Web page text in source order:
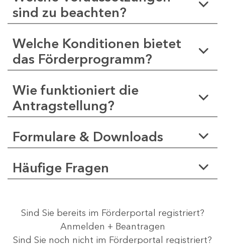
sind zu beachten?
Welche Konditionen bietet
das Förderprogramm?
Wie funktioniert die
Antragstellung?
Formulare & Downloads
Häufige Fragen
Sind Sie bereits im Förderportal registriert?
Anmelden + Beantragen
Sind Sie noch nicht im Förderportal registriert?